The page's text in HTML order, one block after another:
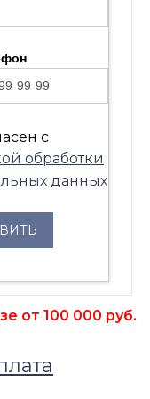
с
обработки
данных
от 100 000 руб.